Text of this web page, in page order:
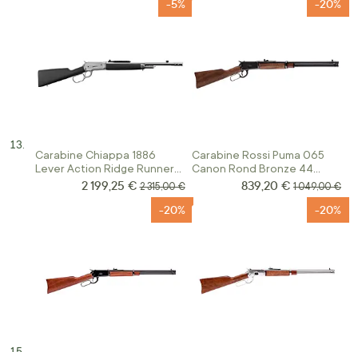
Carabine Chiappa 1886
Lever Action Ridge Runner
Hard Chrome Calibre 45.70
-5%
Prix Spécial
2 199,25 € Prix normal
2 315,00 €
Carabine Rossi Puma 065
Canon Rond Bronze 44
-20%
Prix Spécial
839,20 € Prix normal
1 049,00 €
-20% -20%